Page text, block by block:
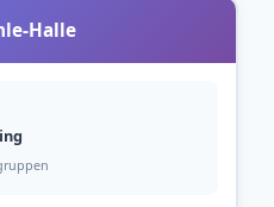
Halle